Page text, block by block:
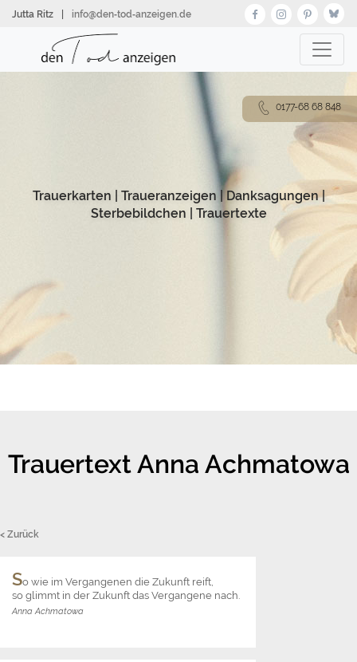
zumJutta Ritz info@den‑tod‑anzeigen.de
Trauerkarten Traueranzeigen |Danksagungen|
Sterbebildchen
Trauertexte
Trauertext Anna Achmatowa
< Zurück
So wie im Vergangenen die Zukunft reift,
so glimmt in der Zukunft das Vergangene nach.
Anna Achmatowa
0177-68 68 848